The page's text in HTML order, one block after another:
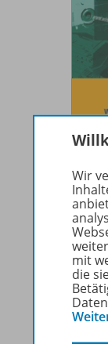
Wir
mit
die